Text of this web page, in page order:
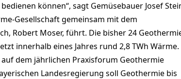
können“, sagt Gemüsebauer Josef
Gesellschaft gemeinsam mit dem
Robert Moser, führt. Die bisher 24
innerhalb eines Jahres rund 2,8 TWh Wärme.
dem jährlichen Praxisforum Geothermie
Landesregierung soll Geothermie bis